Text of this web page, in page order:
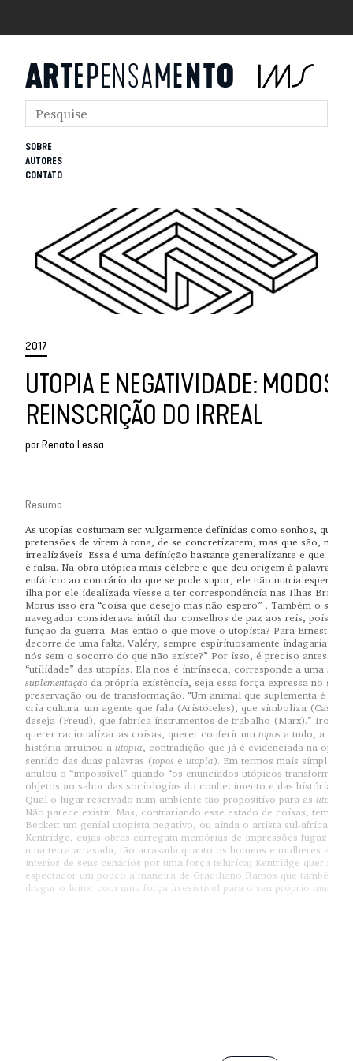
SOBRE
AUTORES
CONTATO
2017
UTOPIA E NEGATIVIDADE: MODOS
REINSCRIÇÃO DO IRREAL
porRenato Lessa
Resumo
As utopias costumam ser vulgarmente definidas como sonhos,
pretensões de virem à tona, de se concretizarem, mas que são, na
irrealizáveis. Essa é uma definição bastante generalizante e que em
é falsa. Na obra utópica mais célebre e que deu origem à palavra,
enfático: ao contrário do que se pode supor, ele não nutria
ilha por ele idealizada viesse a ter correspondência nas Ilhas
Morus isso era “coisa que desejo mas não espero” . Também o seu
navegador considerava inútil dar conselhos de paz aos reis, pois eles
função da guerra. Mas então o que move o utopista? Para Ernest
decorre de uma falta. Valéry, sempre espirituosamente indagaria “o
nós sem o socorro do que não existe?” Por isso, é preciso antes
“utilidade” das utopias. Ela nos é intrínseca, corresponde a uma
suplementação da própria existência, seja essa força expressa no
preservação ou de transformação. “Um animal que suplementa é um
cria cultura: um agente que fala (Aristóteles), que simboliza
deseja (Freud), que fabrica instrumentos de trabalho (Marx).”
querer racionalizar as coisas, querer conferir um topos a tudo, a
história arruinou a utopia , contradição que já é evidenciada na
sentido das duas palavras (topos e utopia). Em termos mais simples: a
anulou o “impossível” quando “os enunciados utópicos transformam-
objetos ao sabor das sociologias do conhecimento e das histórias
Qual o lugar reservado num ambiente tão propositivo para as utopias
Não parece existir. Mas, contrariando esse estado de coisas, temos
Beckett um genial utopista negativo, ou ainda o artista sul-africano
Kentridge, cujas obras carregam memórias de impressões fugazes e
uma terra arrasada, tão arrasada quanto os homens e mulheres
interior de seus cenários por uma força telúrica; Kentridge quer
espectador um pouco à maneira de Graciliano Ramos que também é
dragar o leitor com uma força irresistível para o seu próprio mundo.